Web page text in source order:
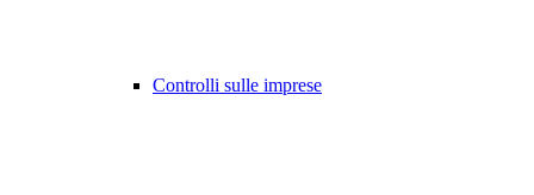
Controlli sulle imprese